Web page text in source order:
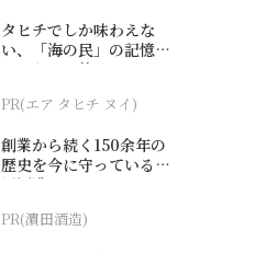
タヒチでしか味わえな
い、「海の民」の記憶へ
とつながる旅
PR(エア タヒチ ヌイ)
創業から続く150余年の
歴史を今に守っている濵
田酒造
PR(濵田酒造)